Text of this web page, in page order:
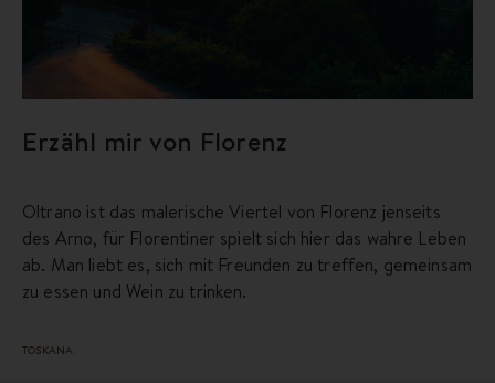
Erzähl mir von Florenz
Oltrano ist das malerische Viertel von Florenz jenseits
des Arno, für Florentiner spielt sich hier das wahre Leben
ab. Man liebt es, sich mit Freunden zu treffen, gemeinsam
zu essen und Wein zu trinken.
TOSKANA